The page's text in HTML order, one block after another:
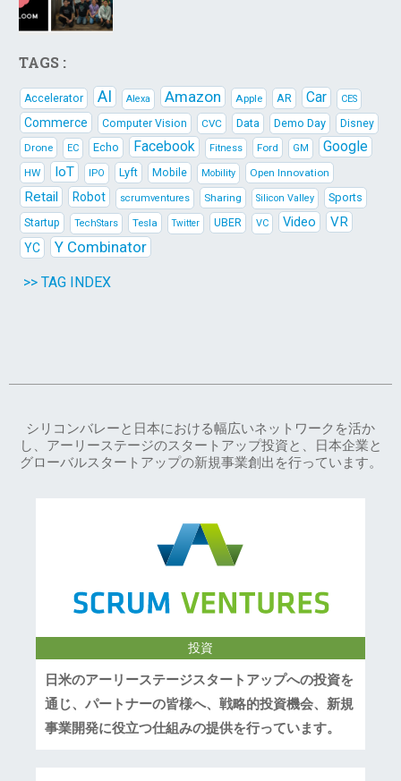
TAGS :
Accelerator AI Alexa Amazon Apple AR Car CES
Commerce Computer Vision CVC Data Demo Day
Disney
Drone
EC Echo Facebook Fitness Ford GM Google
HW IoT IPO Lyft Mobile Mobility Open Innovation
Retail Robot scrumventures Sharing Silicon Valley Sports
Startup TechStars Tesla Twitter UBER VC Video VR
YC Y Combinator
>> TAG INDEX
シリコンバレーと日本における幅広いネットワークを活か
し、アーリーステージのスタートアップ投資と、日本企業と
グローバルスタートアップの新規事業創出を行っています。
投資
日米のアーリーステージスタートアップへの投資を
通じ、パートナーの皆様へ、戦略的投資機会、新規
事業開発に役立つ仕組みの提供を行っています。